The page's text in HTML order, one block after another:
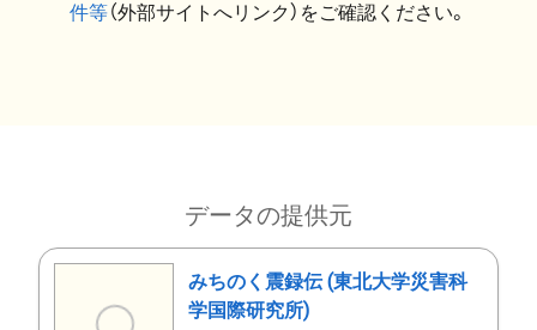
件等（外部サイトへリンク）をご確認ください。
データの提供元
みちのく震録伝 (東北大学災害科
学国際研究所)